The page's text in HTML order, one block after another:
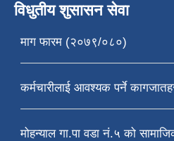
विधुतीय शुसासन सेवा
माग फारम (२०७९/०८०)
कर्मचारीलाई आवश्यक पर्ने
मोहन्याल गा.पा वडा नं.५ को